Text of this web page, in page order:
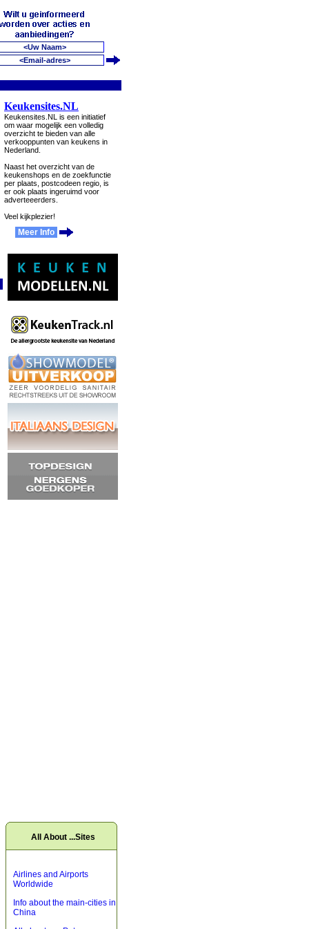
Keukensites.NL
Keukensites.NL is een initiatief
om waar mogelijk een volledig
overzicht te bieden van alle
verkooppunten van keukens in
Nederland.
Naast het overzicht van de
keukenshops en de zoekfunctie
per plaats, postcodeen regio, is
er ook plaats ingeruimd voor
adverteeerders.
Veel kijkplezier!
Meer Info
All About ...Sites
Airlines and Airports
Worldwide
Info about the main-cities in
China